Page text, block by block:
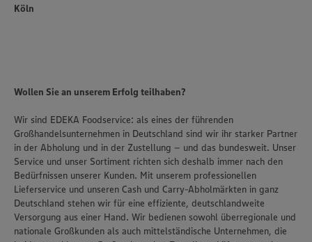
Köln
Wollen Sie an unserem Erfolg teilhaben?
Wir sind EDEKA Foodservice: als eines der führenden
Großhandelsunternehmen in Deutschland sind wir ihr starker Partner
in der Abholung und in der Zustellung – und das bundesweit. Unser
Service und unser Sortiment richten sich deshalb immer nach den
Bedürfnissen unserer Kunden. Mit unserem professionellen
Lieferservice und unseren Cash und Carry-Abholmärkten in ganz
Deutschland stehen wir für eine effiziente, deutschlandweite
Versorgung aus einer Hand. Wir bedienen sowohl überregionale und
nationale Großkunden als auch mittelständische Unternehmen, die